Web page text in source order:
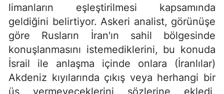
limanların eşleştirilmesi kapsamında
geldiğini belirtiyor. Askeri analist, görünüşe
göre Rusların İran'ın sahil bölgesinde
konuşlanmasını istemediklerini, bu konuda
İsrail ile anlaşma içinde onlara (İranlılar)
Akdeniz kıyılarında çıkış veya herhangi bir
üs vermeyeceklerini sözlerine ekledi.